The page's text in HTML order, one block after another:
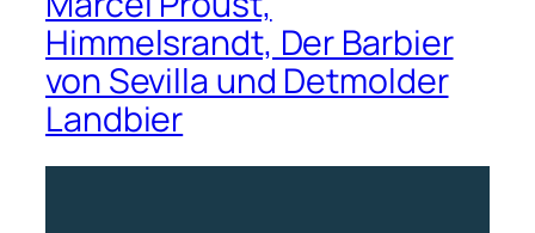
Himmelsrandt, Der Barbier
von Sevilla und Detmolder
Landbier